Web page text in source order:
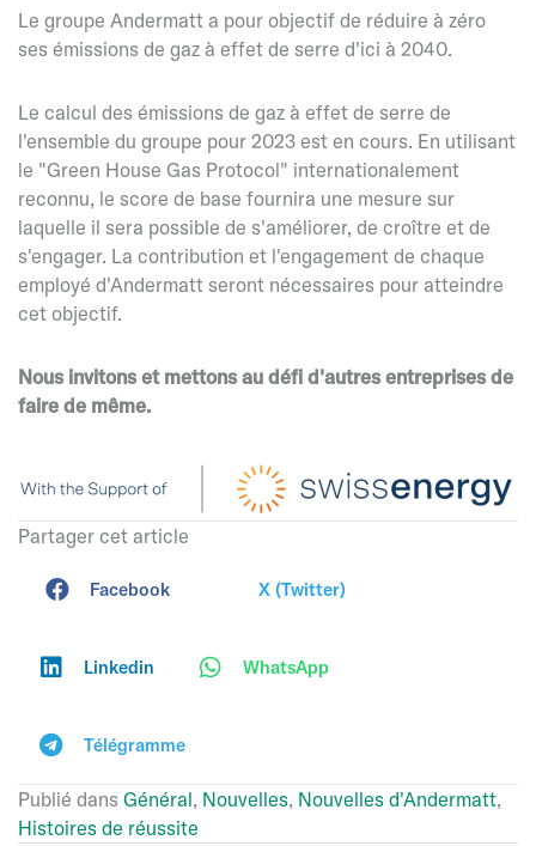
Le groupe Andermatt a pour objectif de réduire à zéro
ses émissions de gaz à effet de serre d'ici à 2040.
Le calcul des émissions de gaz à effet de serre de
l'ensemble du groupe pour 2023 est en cours. En utilisant
le "Green House Gas Protocol" internationalement
reconnu, le score de base fournira une mesure sur
laquelle il sera possible de s'améliorer, de croître et de
s'engager. La contribution et l'engagement de chaque
employé d'Andermatt seront nécessaires pour atteindre
cet objectif.
Nous invitons et mettons au défi d'autres entreprises de
faire de même.
Partager cet article
Facebook X (Twitter)
Linkedin WhatsApp
Télégramme
Publié dans Général, Nouvelles, Nouvelles d'Andermatt,
Histoires de réussite